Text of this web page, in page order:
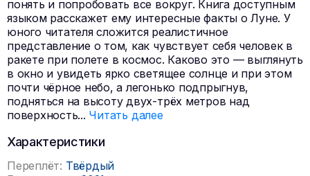
понять и попробовать все вокруг. Книга доступным
языком расскажет ему интересные факты о Луне. У
юного читателя сложится реалистичное
представление о том, как чувствует себя человек в
ракете при полете в космос. Каково это — выглянуть
в окно и увидеть ярко светящее солнце и при этом
почти чёрное небо, а легонько подпрыгнув,
подняться на высоту двух-трёх метров над
поверхность... Читать далее
Характеристики
Переплёт: Твёрдый